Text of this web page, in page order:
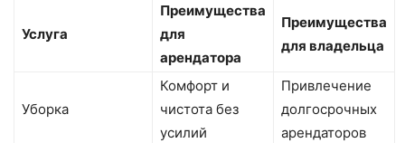
Услуга
Преимущества
для
арендатора
Преимущества
для владельца
Уборка
Комфорт и
чистота без
усилий
Привлечение
долгосрочных
арендаторов